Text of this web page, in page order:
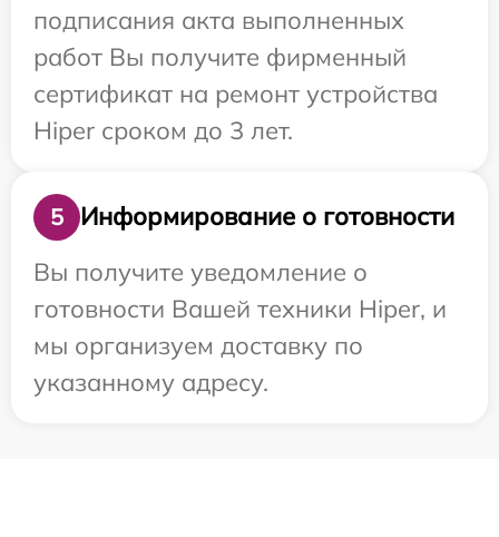
подписания акта выполненных
работ Вы получите фирменный
сертификат на ремонт устройства
Hiper сроком до 3 лет.
5
Информирование о готовности
Вы получите уведомление о
готовности Вашей техники Hiper, и
мы организуем доставку по
указанному адресу.